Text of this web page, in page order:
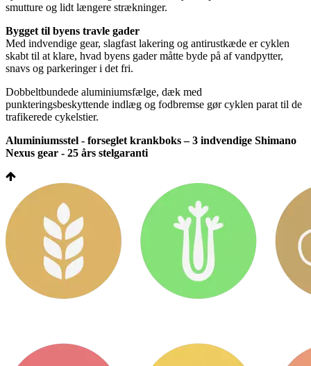
smutture og lidt længere strækninger.
Bygget til byens travle gader
Med indvendige gear, slagfast lakering og antirustkæde er cyklen
skabt til at klare, hvad byens gader måtte byde på af vandpytter,
snavs og parkeringer i det fri.
Dobbeltbundede aluminiumsfælge, dæk med
punkteringsbeskyttende indlæg og fodbremse gør cyklen parat til de
trafikerede cykelstier.
Aluminiumsstel - forseglet krankboks – 3 indvendige Shimano
Nexus gear - 25 års stelgaranti